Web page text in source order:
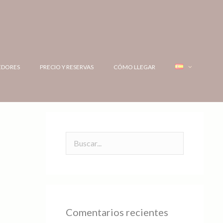
PRECIO Y RESERVAS CÓMO LLEGAR
Comentarios recientes